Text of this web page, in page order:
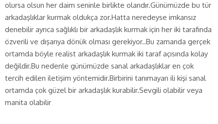
olursa olsun her daim seninle birlikte olandır.Günümüzde bu tür
arkadaşlıklar kurmak oldukça zor.Hatta neredeyse imkansız
denebilir ayrıca sağlıklı bir arkadaşlık kurmak için her iki tarafında
özverili ve dışarıya dönük olması gerekiyor..Bu zamanda gerçek
ortamda böyle realist arkadaşlık kurmak iki taraf açısında kolay
değildir.Bu nedenle günümüzde sanal arkadaşlıklar en çok
tercih edilen iletişim yöntemidir.Birbirini tanımayan ili kişi sanal
ortamda çok güzel bir arkadaşlık kurabilir.Sevgili olabilir veya
manita olabilir